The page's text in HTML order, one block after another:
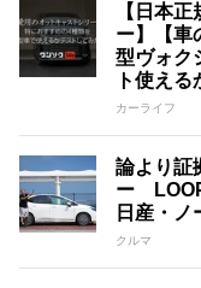
【日本
ー】【車
型ヴォク
ト使え
カーライフ
論より証
ー LOOP
日産・ノ
クルマ